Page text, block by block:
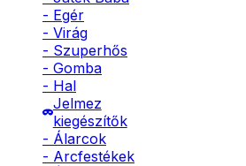
- Egér
- Virág
- Szuperhős
- Gomba
- Hal
Jelmez
kiegészítők
- Álarcok
- Arcfestékek